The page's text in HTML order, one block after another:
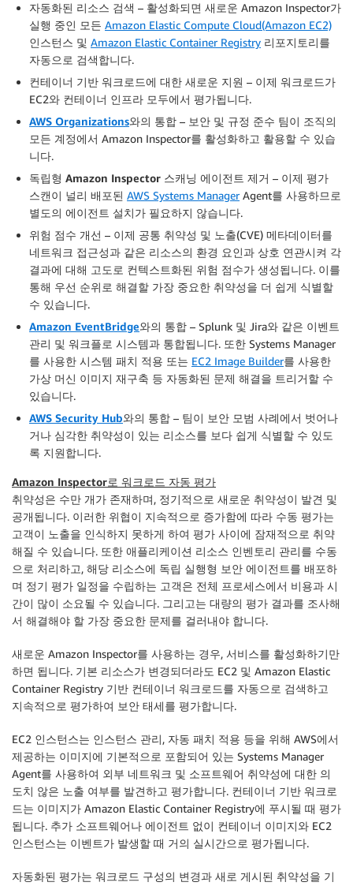
자동화된 리소스 검색 – 활성화되면 새로운 Amazon Inspector가
실행 중인 모든 Amazon Elastic Compute Cloud(Amazon EC2)
인스턴스 및 Amazon Elastic Container Registry 리포지토리를
자동으로 검색합니다.
컨테이너 기반 워크로드에 대한 새로운 지원 – 이제 워크로드가
EC2와 컨테이너 인프라 모두에서 평가됩니다.
AWS Organizations와의 통합 – 보안 및 규정 준수 팀이 조직의
모든 계정에서 Amazon Inspector를 활성화하고 활용할 수 있습
니다.
독립형 Amazon Inspector 스캐닝 에이전트 제거 – 이제 평가
스캔이 널리 배포된 AWS Systems ManagerAgent를 사용하므로
별도의 에이전트 설치가 필요하지 않습니다.
위험 점수 개선 – 이제 공통 취약성 및 노출(CVE) 메타데이터를
네트워크 접근성과 같은 리소스의 환경 요인과 상호 연관시켜 각
결과에 대해 고도로 컨텍스트화된 위험 점수가 생성됩니다. 이를
통해 우선 순위로 해결할 가장 중요한 취약성을 더 쉽게 식별할
수 있습니다.
Amazon EventBridge와의 통합 – Splunk 및 Jira와 같은 이벤트
관리 및 워크플로 시스템과 통합됩니다. 또한 Systems Manager
를 사용한 시스템 패치 적용 또는 EC2 Image Builder를 사용한
가상 머신 이미지 재구축 등 자동화된 문제 해결을 트리거할 수
있습니다.
AWS Security Hub와의 통합 – 팀이 보안 모범 사례에서 벗어나
거나 심각한 취약성이 있는 리소스를 보다 쉽게 식별할 수 있도
록 지원합니다.
Amazon Inspector로 워크로드 자동 평가
취약성은 수만 개가 존재하며, 정기적으로 새로운 취약성이 발견 및
공개됩니다. 이러한 위협이 지속적으로 증가함에 따라 수동 평가는
고객이 노출을 인식하지 못하게 하여 평가 사이에 잠재적으로 취약
해질 수 있습니다. 또한 애플리케이션 리소스 인벤토리 관리를 수동
으로 처리하고, 해당 리소스에 독립 실행형 보안 에이전트를 배포하
며 정기 평가 일정을 수립하는 고객은 전체 프로세스에서 비용과 시
간이 많이 소요될 수 있습니다. 그리고는 대량의 평가 결과를 조사해
서 해결해야 할 가장 중요한 문제를 걸러내야 합니다.
새로운 Amazon Inspector를 사용하는 경우, 서비스를 활성화하기만
하면 됩니다. 기본 리소스가 변경되더라도 EC2 및 Amazon Elastic
Container Registry 기반 컨테이너 워크로드를 자동으로 검색하고
지속적으로 평가하여 보안 태세를 평가합니다.
EC2 인스턴스는 인스턴스 관리, 자동 패치 적용 등을 위해 AWS에서
제공하는 이미지에 기본적으로 포함되어 있는 Systems Manager
Agent를 사용하여 외부 네트워크 및 소프트웨어 취약성에 대한 의
도치 않은 노출 여부를 발견하고 평가합니다. 컨테이너 기반 워크로
드는 이미지가 Amazon Elastic Container Registry에 푸시될 때 평가
됩니다. 추가 소프트웨어나 에이전트 없이 컨테이너 이미지와 EC2
인스턴스는 이벤트가 발생할 때 거의 실시간으로 평가됩니다.
자동화된 평가는 워크로드 구성의 변경과 새로 게시된 취약성을 기